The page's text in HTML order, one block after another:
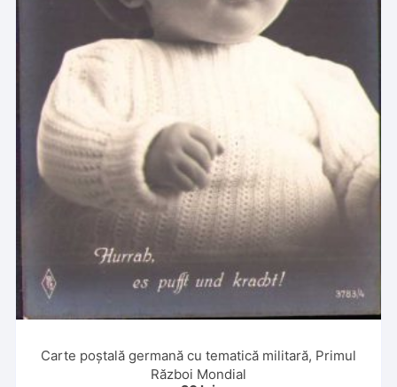
Carte poștală germană cu tematică militară, Primul
Război Mondial